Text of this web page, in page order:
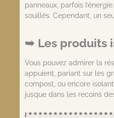
panneaux, parfois l’énergie.
souillés. Cependant, un
Les produits
Vous pouvez admirer la
appuient, pariant sur les
compost, ou encore
jusque dans les recoins